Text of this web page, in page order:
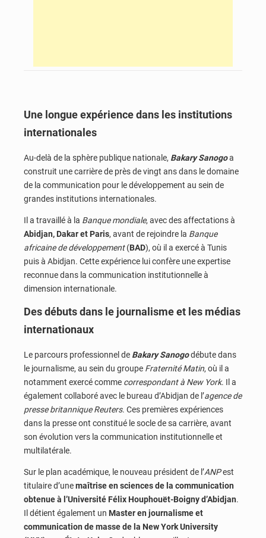
Une longue expérience dans les institutions
internationales
Au-delà de la sphère publique nationale, Bakary Sanogoa
construit une carrière de près de vingt ans dans le domaine
de la communication pour le développement au sein de
grandes institutions internationales.
Il a travaillé à la Banque mondiale, avec des affectations à
Abidjan, Dakar et Paris, avant de rejoindre la Banque
africaine de développement(BAD), où il a exercé à Tunis
puis à Abidjan. Cette expérience lui confère une expertise
reconnue dans la communication institutionnelle à
dimension internationale.
Des débuts dans le journalisme et les médias
internationaux
Le parcours professionnel de Bakary Sanogodébute dans
le journalisme, au sein du groupe Fraternité Matin, où il a
notamment exercé comme correspondant à New York. Il a
également collaboré avec le bureau d’Abidjan de l’agence de
presse britannique Reuters. Ces premières expériences
dans la presse ont constitué le socle de sa carrière, avant
son évolution vers la communication institutionnelle et
multilatérale.
Sur le plan académique, le nouveau président de l’ANPest
titulaire d’unemaîtrise en sciences de la communication
obtenue à l’Université Félix Houphouët-Boigny d’Abidjan.
Il détient également un Master en journalisme et
communication de masse de la New York University